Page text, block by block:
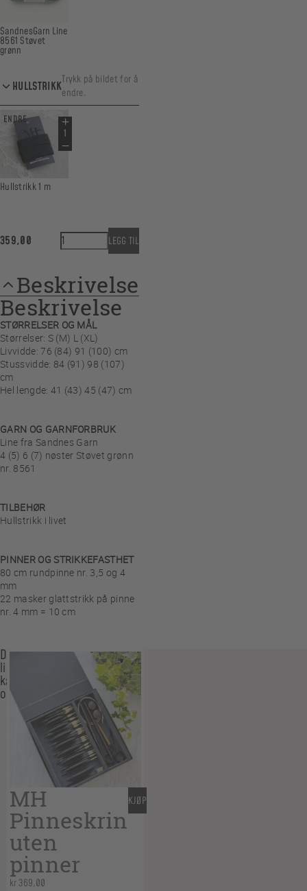
SandnesGarn Line
8561 Støvet
grønn
HULLSTRIKKTrykk på bildet for å
endre.
ENDRE
Hullstrikk 1 m
359,00 Basic A-line antall
LEGG TIL
Beskrivelse
Beskrivelse
STØRRELSER OG MÅL
Størrelser: S (M) L (XL)
Livvidde: 76 (84) 91 (100) cm
Stussvidde: 84 (91) 98 (107)
cm
Hel lengde: 41 (43) 45 (47) cm
GARN OG GARNFORBRUK
Line fra Sandnes Garn
4 (5) 6 (7) nøster Støvet grønn
nr. 8561
TILBEHØR
Hullstrikk i livet
PINNER OG STRIKKEFASTHET
80 cm rundpinne nr. 3,5 og 4
mm
22 masker glattstrikk på pinne
nr. 4 mm = 10 cm
Du
liker
kanskje
også…
MH
Pinneskrin
uten
pinner
kr369,00
KJØP